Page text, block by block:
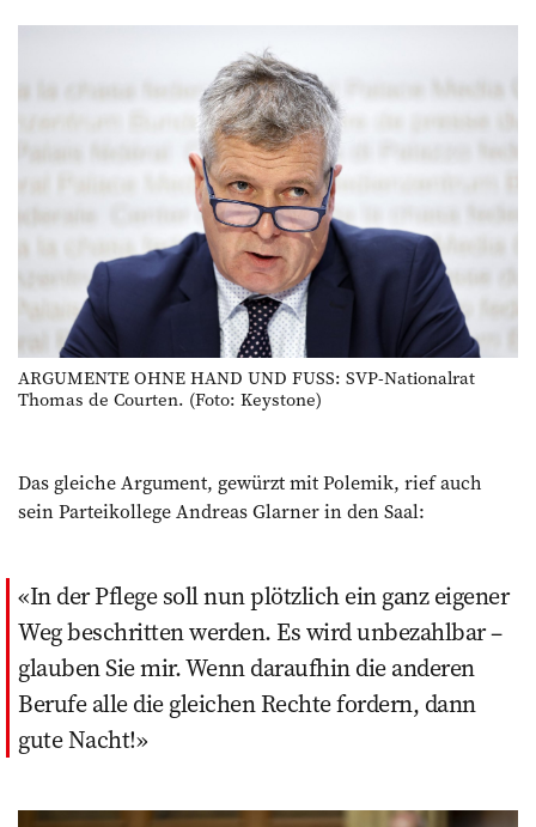
ARGUMENTE OHNE HAND UND FUSS: SVP-Nationalrat
Thomas de Courten. (Foto: Keystone)
Das gleiche Argument, gewürzt mit Polemik, rief auch
sein Parteikollege Andreas Glarner in den Saal:
In der Pflege soll nun plötzlich ein ganz eigener
Weg beschritten werden. Es wird unbezahlbar –
glauben Sie mir. Wenn daraufhin die anderen
Berufe alle die gleichen Rechte fordern, dann
gute Nacht!